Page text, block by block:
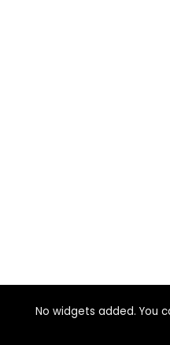
No widgets added. You